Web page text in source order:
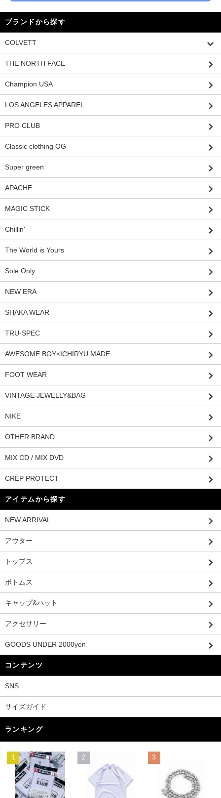
ブランドから探す
COLVETT
THE NORTH FACE
Champion USA
LOS ANGELES APPAREL
PRO CLUB
Classic clothing OG
Super green
APACHE
MAGIC STICK
Chillin'
The World is Yours
Sole Only
NEW ERA
SHAKA WEAR
TRU-SPEC
AWESOME BOY×ICHIRYU MADE
FOOT WEAR
VINTAGE JEWELLY&BAG
NIKE
OTHER BRAND
MIX CD / MIX DVD
CREP PROTECT
アイテムから探す
NEW ARRIVAL
アウター
トップス
ボトムス
キャップ&ハット
アクセサリー
GOODS UNDER 2000yen
コンテンツ
SNS
サイズガイド
ランキング
1 2 3